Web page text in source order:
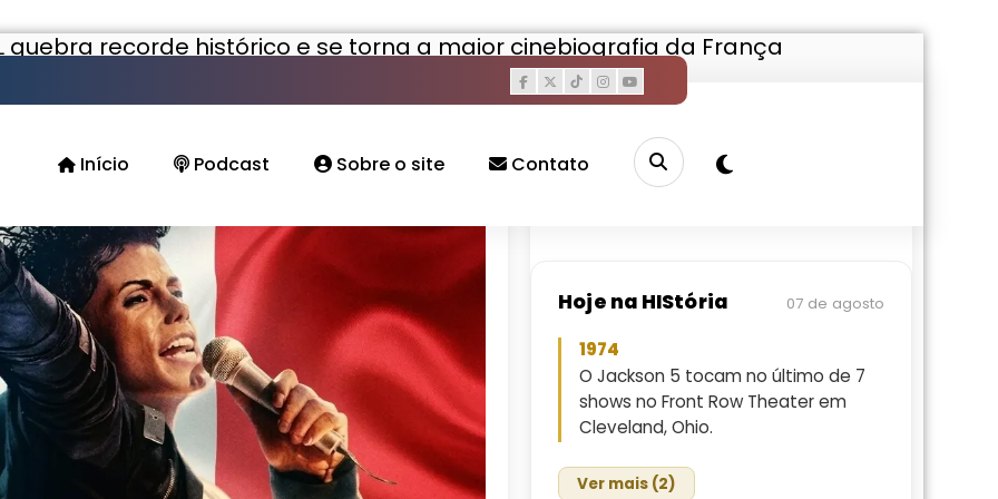
Início
Podcast Sobre o site Contato
quebra recorde histórico e se torna a maior cinebiografia da França
Hoje na HIStória 07 de agosto
1974
O Jackson 5 tocam no último de 7
shows no Front Row Theater em
Cleveland, Ohio.
Ver mais (2)